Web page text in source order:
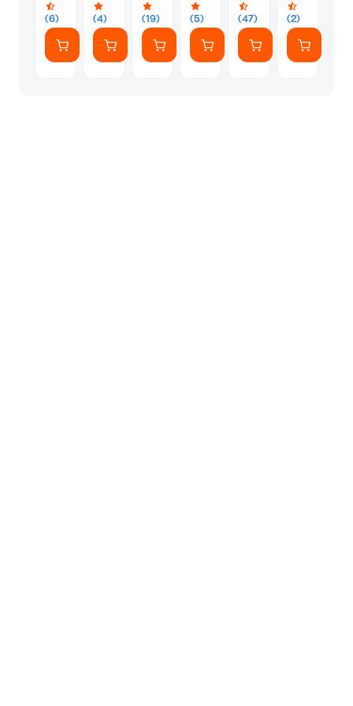
(6) (4)
Παιδαγωγική
Της
Σιγκαπούρης
Α'
Δημοτικού
(19) (5) (47)
της
(2)